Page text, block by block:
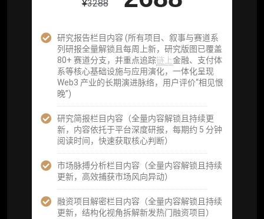
¥3288
研究报告栏目内容 (所有项目、叙事与赛道系
列研报全量解锁且每周上新，研究版图已覆盖
80+ 赛道分支，并重点追踪链上金融、支付体
系等核心基础设施与应用演化，一体化呈现
Web3 产业的长期演进脉络，用户评价“相见恨
晚”)
研究简报栏目内容（全量内容解锁且持续更
新，内容依托于平台深度研报，每期约 5 分钟
阅读时间，快速获取核心判断）
市场脉搏分析栏目内容（全量内容解锁且持续
更新，高效捕获市场风向异动）
融资项目解密栏目内容（全量内容解锁且持续
更新，结构化视角拆解新发热门融资项目）
服)
机构增强研究包（在每期研报基础上，进一步
提供一页纸格局图、机构视角附录、结构化数
据集与定向持续追踪数据库，将研报内容沉淀
为可复用、可复核、可持续追踪的机构级研究
资产）
定制化研究服务（1次，课题/选题经审核通过
后，由业内享有盛誉的研究团队为你开展专项
研究，并交付一份完整研究报告）
重点研究方向前瞻栏目（获取重点赛道、项目
及研究方向预告，提前了解核心观察变量与后
续研究计划）